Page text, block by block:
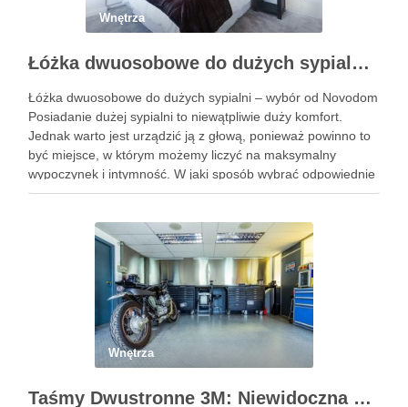
Wnętrza
Łóżka dwuosobowe do dużych sypialni – wybór od Novodom
Łóżka dwuosobowe do dużych sypialni – wybór od Novodom
Posiadanie dużej sypialni to niewątpliwie duży komfort.
Jednak warto jest urządzić ją z głową, ponieważ powinno to
być miejsce, w którym możemy liczyć na maksymalny
wypoczynek i intymność. W jaki sposób wybrać odpowiednie
łóżko, które nie tylko pozwoli nam na spokojny …
Wnętrza
Taśmy Dwustronne 3M: Niewidoczna Siła Montażu dla Profesjonalistów i Domu